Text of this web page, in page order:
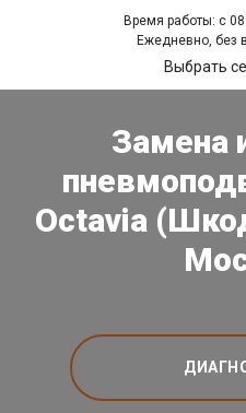
Время работы: с
Ежедневно, без
Выбрать
Замена
Octavia